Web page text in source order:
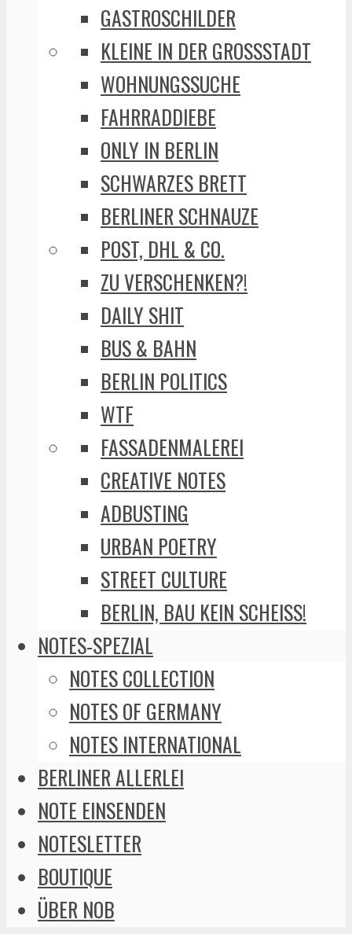
GASTROSCHILDER
KLEINE IN DER GROSSSTADT
WOHNUNGSSUCHE
FAHRRADDIEBE
ONLY IN BERLIN
SCHWARZES BRETT
BERLINER SCHNAUZE
POST, DHL & CO.
ZU VERSCHENKEN?!
DAILY SHIT
BUS & BAHN
BERLIN POLITICS
WTF
FASSADENMALEREI
CREATIVE NOTES
ADBUSTING
URBAN POETRY
STREET CULTURE
BERLIN, BAU KEIN SCHEISS!
NOTES-SPEZIAL
NOTES COLLECTION
NOTES OF GERMANY
NOTES INTERNATIONAL
BERLINER ALLERLEI
NOTE EINSENDEN
NOTESLETTER
BOUTIQUE
ÜBER NOB